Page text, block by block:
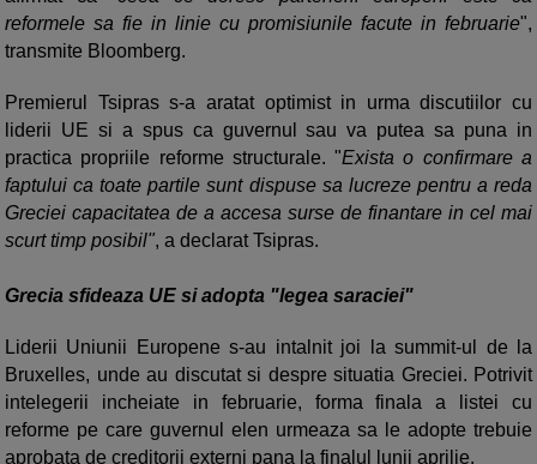
reformele sa fie in linie cu promisiunile facute in februarie",
transmite Bloomberg.
Premierul Tsipras s-a aratat optimist in urma discutiilor cu
liderii UE si a spus ca guvernul sau va putea sa puna in
practica propriile reforme structurale. "Exista o confirmare a
faptului ca toate partile sunt dispuse sa lucreze pentru a reda
Greciei capacitatea de a accesa surse de finantare in cel mai
scurt timp posibil", a declarat Tsipras.
Grecia sfideaza UE si adopta "legea saraciei"
Liderii Uniunii Europene s-au intalnit joi la summit-ul de la
Bruxelles, unde au discutat si despre situatia Greciei. Potrivit
intelegerii incheiate in februarie, forma finala a listei cu
reforme pe care guvernul elen urmeaza sa le adopte trebuie
aprobata de creditorii externi pana la finalul lunii aprilie.